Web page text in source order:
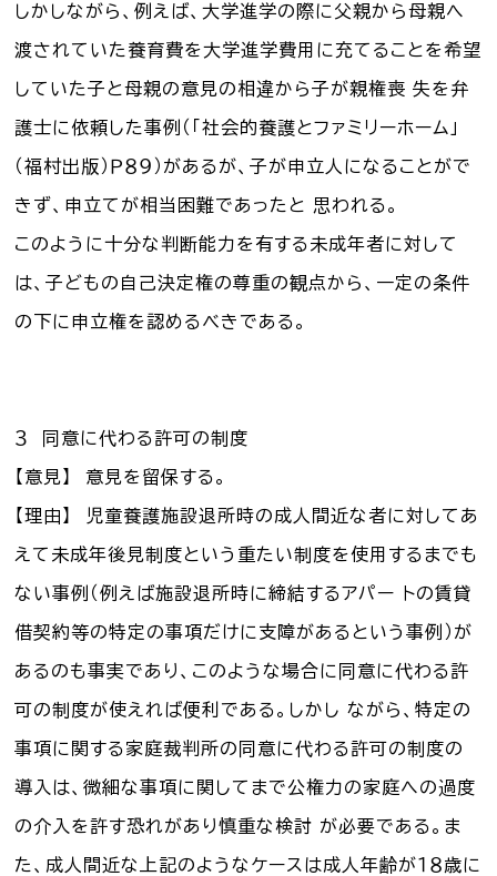
しかしながら、例えば、大学進学の際に父親から母親へ
渡されていた養育費を大学進学費用に充てることを希望
していた子と母親の意見の相違から子が親権喪 失を弁
護士に依頼した事例（「社会的養護とファミリーホーム」
（福村出版）Ｐ８９）があるが、子が申立人になることがで
きず、申立てが相当困難であったと 思われる。
このように十分な判断能力を有する未成年者に対して
は、子どもの自己決定権の尊重の観点から、一定の条件
の下に申立権を認めるべきである。
３ 同意に代わる許可の制度
【意見】 意見を留保する。
【理由】 児童養護施設退所時の成人間近な者に対してあ
えて未成年後見制度という重たい制度を使用するまでも
ない事例（例えば施設退所時に締結するアパー トの賃貸
借契約等の特定の事項だけに支障があるという事例）が
あるのも事実であり、このような場合に同意に代わる許
可の制度が使えれば便利である。しかし ながら、特定の
事項に関する家庭裁判所の同意に代わる許可の制度の
導入は、微細な事項に関してまで公権力の家庭への過度
の介入を許す恐れがあり慎重な検討 が必要である。ま
た、成人間近な上記のようなケースは成人年齢が１８歳に